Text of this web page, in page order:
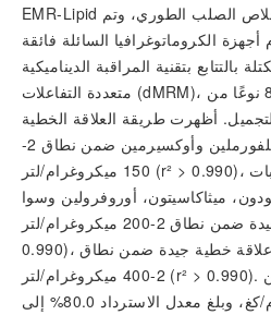
EMR-Lipid للتنقية باستخدام الاستخلاص الصلب الطوري، وتم
الكروماتوغرافيا السائلة فائقة
بالتتابع بتقنية المراقبة الديناميكية
متعددة التفاعلات (dMRM)، ما مكّن من قياس 86 نوعًا من
أظهرت طريقة العلاقة الخطية
الجيدة لمركب دي-ميثيل إكثايلفورملين وأوكسيرمين ضمن نطاق 2-
150 ميكروغرام/لتر (r² > 0.990)، وكذلك أظهرت مركبات
ميثاكاسيتون، أوروفرولين وسوا
نفيثامين خطية جيدة ضمن نطاق 2-200 ميكروغرام/لتر (r² >
0.990)، وأظهرت باقي 79 مادة هدف علاقة خطية جيدة ضمن نطاق
2-400 ميكروغرام/لتر (r² > 0.990). كان حد الكشف للطريقة بين
0.0125 و125 ميكروغرام/كغ، وبلغ معدل الاسترداد 80.0% إلى